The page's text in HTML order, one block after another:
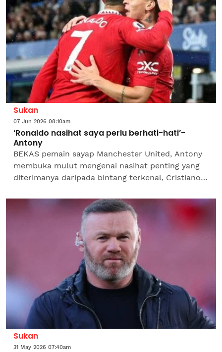
Sukan
07 Jun 2026 08:10am
‘Ronaldo nasihat saya perlu berhati-hati’-
Antony
BEKAS pemain sayap Manchester United, Antony
membuka mulut mengenai nasihat penting yang
diterimanya daripada bintang terkenal, Cristiano
Trafford.Pemain...
Sukan
31 May 2026 07:40am